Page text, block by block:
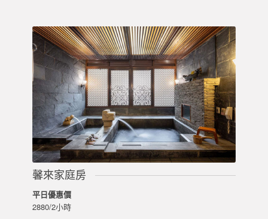
馨來家庭房
平日優惠價
2880/2小時